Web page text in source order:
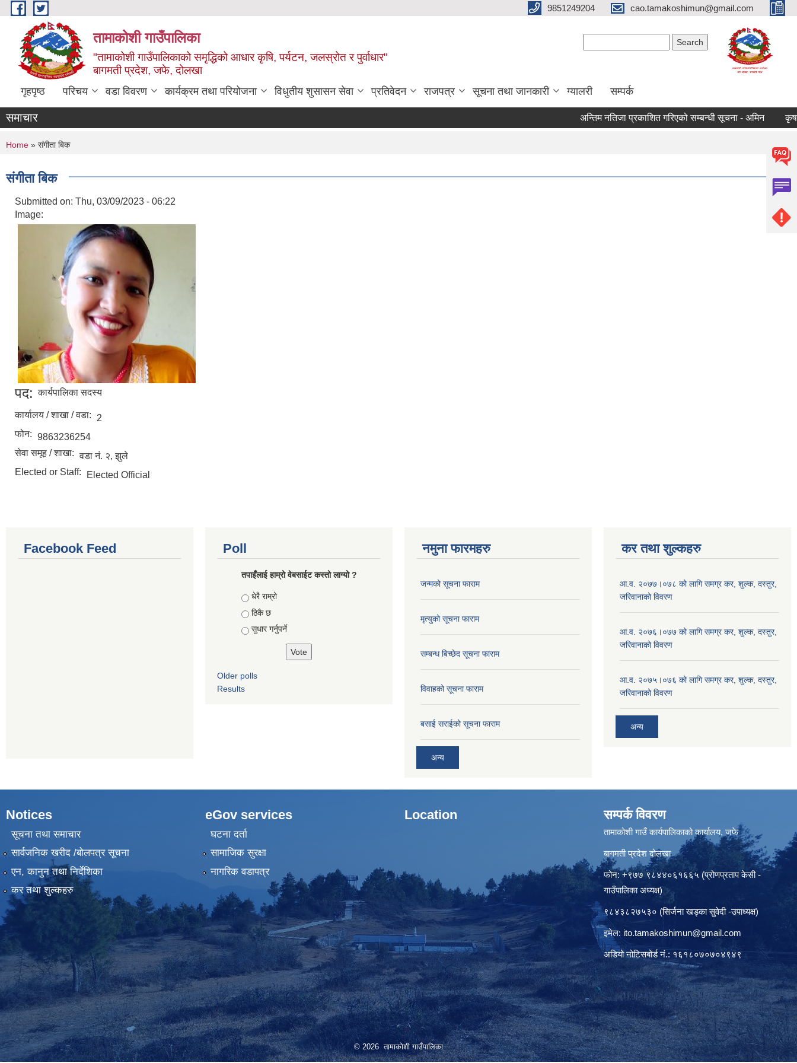
Skip to main content 9851249204 cao.tamakoshimun@gmail.com
तामाकोशी गाउँपालिका
"तामाकोशी गाउँपालिकाको समृद्धिको आधार कृषि, पर्यटन, जलस्रोत र पुर्वाधार"
बागमती प्रदेश, जफे, दोलखा
गृहपृष्ठ परिचय वडा विवरण कार्यक्रम तथा परियोजना विधुतीय शुसासन सेवा प्रतिवेदन राजपत्र सूचना तथा जानकारी ग्यालरी सम्पर्क
समाचार अन्तिम नतिजा प्रकाशित गरिएको सम्बन्धी सूचना - अमिन कृषक
You are here
Home » संगीता बिक
संगीता बिक
Submitted on: Thu, 03/09/2023 - 06:22
Image:
पद: कार्यपालिका सदस्य
कार्यालय / शाखा / वडा:
2
फोन: 9863236254
सेवा समूह / शाखा: वडा नं. २, झुले
Elected or Staff:
Elected Official
Facebook Feed Poll
तपाइँलाई हाम्रो वेबसाईट कस्तो लाग्यो ?
Choices
धेरै राम्रो
ठिकै छ
सुधार गर्नुपर्ने
Older polls
Results
नमुना फारमहरु
जन्मको सूचना फाराम
मृत्युको सूचना फाराम
सम्बन्ध बिच्छेद सूचना फाराम
विवाहको सूचना फाराम
बसाई सराईको सूचना फाराम
अन्य
कर तथा शुल्कहरु
आ.व. २०७७।०७८ को लागि समग्र कर, शुल्क, दस्तुर,
जरिवानाको विवरण
आ.व. २०७६।०७७ को लागि समग्र कर, शुल्क, दस्तुर,
जरिवानाको विवरण
आ.व. २०७५।०७६ को लागि समग्र कर, शुल्क, दस्तुर,
जरिवानाको विवरण
अन्य
Notices
सूचना तथा समाचार
सार्वजनिक खरीद /बोलपत्र सूचना
एन, कानुन तथा निर्देशिका
कर तथा शुल्कहरु
eGov services
घटना दर्ता
सामाजिक सुरक्षा
नागरिक वडापत्र
Location सम्पर्क विवरण
तामाकोशी गाउँ कार्यपालिकाको कार्यालय, जफे
बागमती प्रदेश दोलखा
फोन: +९७७ ९८४४०६१६६५ (प्रोणप्रताप केसी -
गाउँपालिका अध्यक्ष)
९८४३८२७५३० (सिर्जना खड्का सुवेदी -उपाध्यक्ष)
इमेल: ito.tamakoshimun@gmail.com
अडियो नोटिसबोर्ड नं.: १६१८०७०७०४९४९
© 2026 तामाकोशी गाउँपालिका